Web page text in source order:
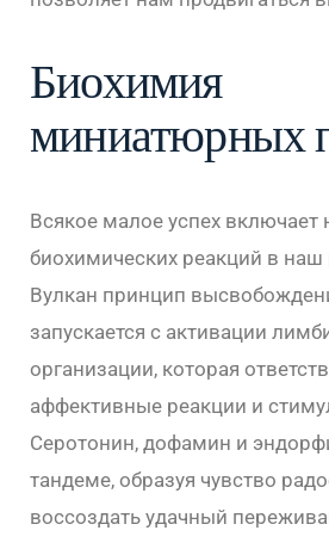
Биохимия
миниатюрных
Всякое малое успех включает
биохимических реакций в наш
Вулкан принцип
запускается с активации
организации, которая
аффективные реакции и
Серотонин, дофамин и
тандеме, образуя чувство
воссоздать удачный